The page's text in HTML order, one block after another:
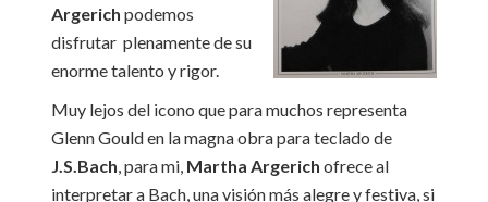
Argerich podemos
disfrutar plenamente de su
enorme talento y rigor.
Muy lejos del icono que para muchos representa
Glenn Gould en la magna obra para teclado de
J.S.Bach, para mi, Martha Argerich ofrece al
interpretar a Bach, una visión más alegre y festiva, si